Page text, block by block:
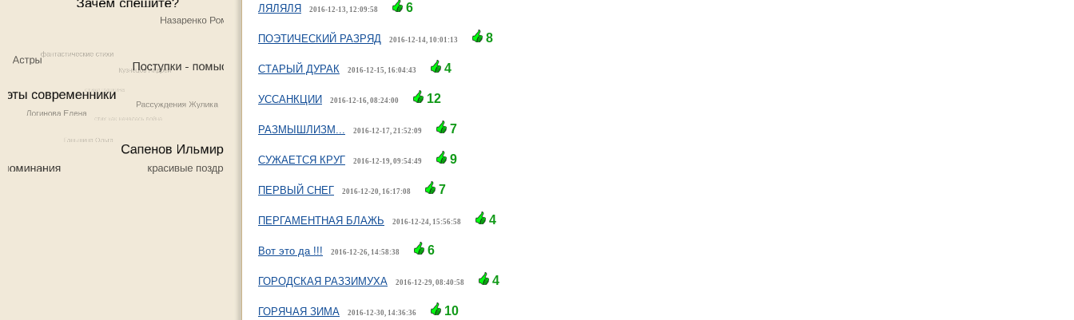
ЛЯЛЯЛЯ 2016-12-13, 12:09:58 6
ПОЭТИЧЕСКИЙ РАЗРЯД 2016-12-14, 10:01:13 8
СТАРЫЙ ДУРАК 2016-12-15, 16:04:43 4
УССАНКЦИИ 2016-12-16, 08:24:00 12
РАЗМЫШЛИЗМ... 2016-12-17, 21:52:09 7
СУЖАЕТСЯ КРУГ 2016-12-19, 09:54:49 9
ПЕРВЫЙ СНЕГ 2016-12-20, 16:17:08 7
ПЕРГАМЕНТНАЯ БЛАЖЬ 2016-12-24, 15:56:58 4
Вот это да !!! 2016-12-26, 14:58:38 6
ГОРОДСКАЯ РАЗЗИМУХА 2016-12-29, 08:40:58 4
ГОРЯЧАЯ ЗИМА 2016-12-30, 14:36:36 10